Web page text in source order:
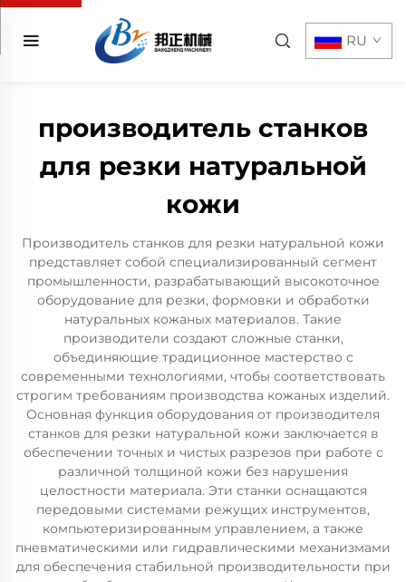
RU
производитель станков
для резки натуральной
кожи
Производитель станков для резки натуральной кожи
представляет собой специализированный сегмент
промышленности, разрабатывающий высокоточное
оборудование для резки, формовки и обработки
натуральных кожаных материалов. Такие
производители создают сложные станки,
объединяющие традиционное мастерство с
современными технологиями, чтобы соответствовать
строгим требованиям производства кожаных изделий.
Основная функция оборудования от производителя
станков для резки натуральной кожи заключается в
обеспечении точных и чистых разрезов при работе с
различной толщиной кожи без нарушения
целостности материала. Эти станки оснащаются
передовыми системами режущих инструментов,
компьютеризированным управлением, а также
пневматическими или гидравлическими механизмами
для обеспечения стабильной производительности при